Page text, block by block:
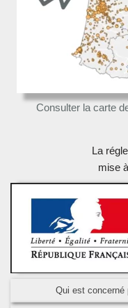
Consulter la carte
La
mise
Qui est concerné